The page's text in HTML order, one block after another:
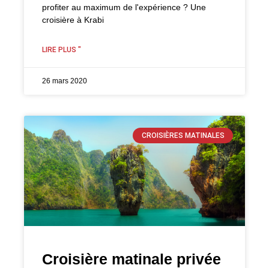
profiter au maximum de l'expérience ? Une
croisière à Krabi
LIRE PLUS "
26 mars 2020
CROISIÈRES MATINALES
Croisière matinale privée